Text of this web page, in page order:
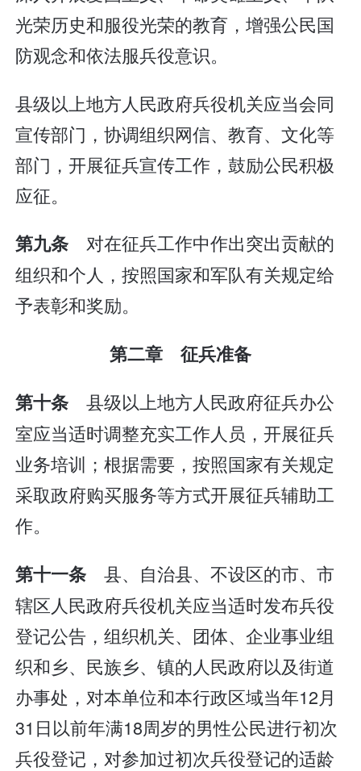
光荣历史和服役光荣的教育，增强公民国
防观念和依法服兵役意识。
县级以上地方人民政府兵役机关应当会同
宣传部门，协调组织网信、教育、文化等
部门，开展征兵宣传工作，鼓励公民积极
应征。
第九条 对在征兵工作中作出突出贡献的
组织和个人，按照国家和军队有关规定给
予表彰和奖励。
第二章 征兵准备
第十条 县级以上地方人民政府征兵办公
室应当适时调整充实工作人员，开展征兵
业务培训；根据需要，按照国家有关规定
采取政府购买服务等方式开展征兵辅助工
作。
第十一条 县、自治县、不设区的市、市
辖区人民政府兵役机关应当适时发布兵役
登记公告，组织机关、团体、企业事业组
织和乡、民族乡、镇的人民政府以及街道
办事处，对本单位和本行政区域当年12月
31日以前年满18周岁的男性公民进行初次
兵役登记，对参加过初次兵役登记的适龄